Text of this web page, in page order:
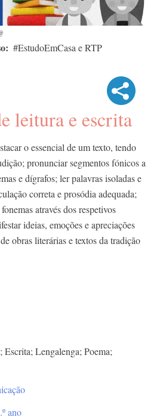
#EstudoEmCasa e RTP
leitura e escrita
o essencial de um texto, tendo
pronunciar segmentos fónicos a
e dígrafos; ler palavras isoladas e
correta e prosódia adequada;
através dos respetivos
ideias, emoções e apreciações
obras literárias e textos da tradição
Escrita; Lengalenga; Poema;
ano